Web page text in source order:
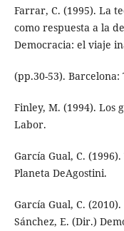
Farrar, C. (1995). La
como respuesta a la
Democracia: el viaje
(pp.30-53). Barcelona:
Finley, M. (1994). Los
Labor.
García Gual, C.
Planeta DeAgostini.
García Gual, C.
Sánchez, E. (Dir.)